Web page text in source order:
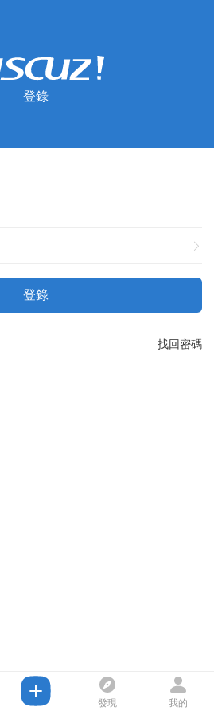
登錄
登錄
找回密碼
發現 我的